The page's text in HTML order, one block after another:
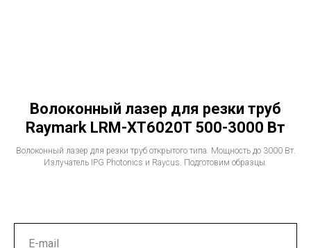
Волоконный лазер для резки труб
Raymark LRM-XT6020T 500-3000 Вт
Волоконный лазер для резки труб открытого типа. Мощность до 3000 Вт.
Излучатель IPG Photonics и Raycus. Подготовим образцы.